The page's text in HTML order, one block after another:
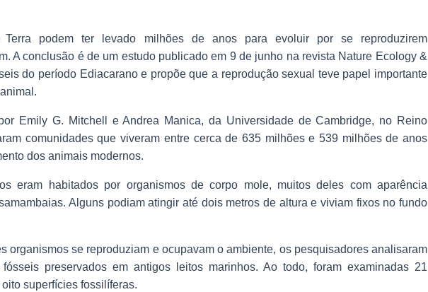
podem ter levado milhões de anos para evoluir por se reproduzirem
A conclusão é de um estudo publicado em 9 de junho na revista Nature Ecology &
do período Ediacarano e propõe que a reprodução sexual teve papel importante
Emily G. Mitchell e Andrea Manica, da Universidade de Cambridge, no Reino
comunidades que viveram entre cerca de 635 milhões e 539 milhões de anos
dos animais modernos.
eram habitados por organismos de corpo mole, muitos deles com aparência
Alguns podiam atingir até dois metros de altura e viviam fixos no fundo
organismos se reproduziam e ocupavam o ambiente, os pesquisadores analisaram
preservados em antigos leitos marinhos. Ao todo, foram examinadas 21
superfícies fossilíferas.